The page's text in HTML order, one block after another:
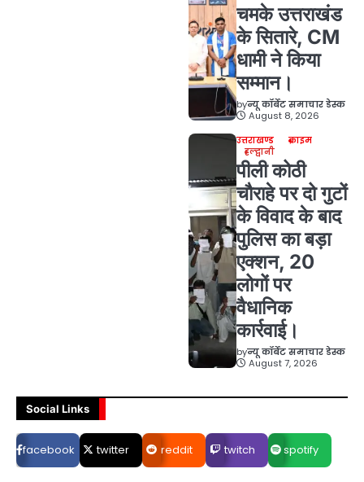
चमके उत्तराखंड
के सितारे, CM
धामी ने किया
सम्मान।
byन्यू कॉर्बेट समाचार डेस्क
August 8, 2026
उत्तराखण्ड
क्राइम
हल्द्वानी
पीली कोठी
चौराहे पर दो गुटों
के विवाद के बाद
पुलिस का बड़ा
एक्शन, 20
लोगों पर
वैधानिक
कार्रवाई।
byन्यू कॉर्बेट समाचार डेस्क
August 7, 2026
Social Links
facebook twitter reddit twitch spotify